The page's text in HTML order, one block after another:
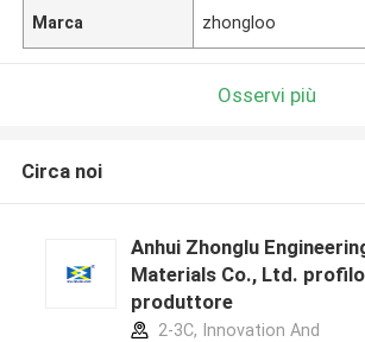
Marca zhongloo
Osservi più
Circa noi
Anhui Zhonglu
Materials Co., Ltd.
produttore
2-3C, Innovation And